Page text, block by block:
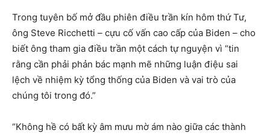
Trong tuyên bố mở đầu phiên điều trần kín hôm thứ Tư,
ông Steve Ricchetti – cựu cố vấn cao cấp của Biden – cho
biết ông tham gia điều trần một cách tự nguyện vì “tin
rằng cần phải phản bác mạnh mẽ những luận điệu sai
lệch về nhiệm kỳ tổng thống của Biden và vai trò của
chúng tôi trong đó.”
“Không hề có bất kỳ âm mưu mờ ám nào giữa các thành